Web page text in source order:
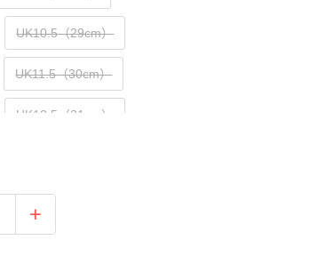
UK10.5（29cm）
UK11.5（30cm）
UK12.5（31cm）